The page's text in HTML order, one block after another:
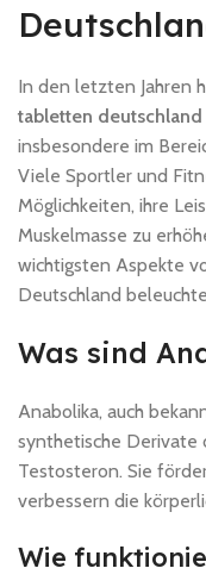
In den letzten Jahren
tabletten deutschland
insbesondere im
Viele Sportler und
Möglichkeiten, ihre
Muskelmasse zu
wichtigsten Aspekte
Deutschland
Was sind
Anabolika, auch
synthetische Derivate
Testosteron. Sie
verbessern die
Wie